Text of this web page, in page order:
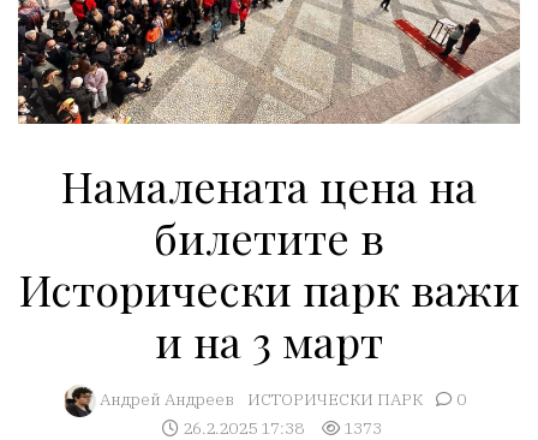
Намалената цена на
билетите в
Исторически парк важи
и на 3 март
Aндрей Андреев ИСТОРИЧЕСКИ ПАРК
0
26.2.2025 17:38
1373